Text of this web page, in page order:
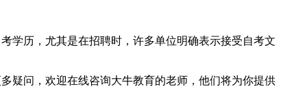
学历，尤其是在招聘时，许多单位明确表示接受自考文
疑问，欢迎在线咨询大牛教育的老师，他们将为你提供